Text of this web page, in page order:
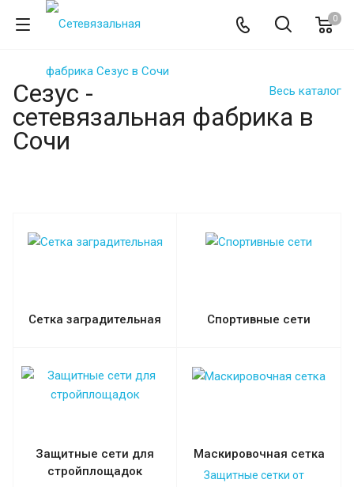
0
Весь каталог
Сезус -
сетевязальная фабрика в
Сочи
Сетка заградительная Спортивные сети
Защитные сети для
стройплощадок
Маскировочная сетка
Защитные сетки от